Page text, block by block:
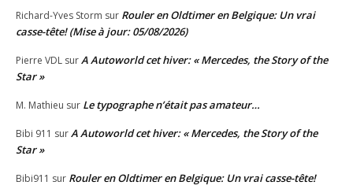
Richard-Yves Storm sur Rouler en Oldtimer en Belgique: Un vrai
casse-tête! (Mise à jour: 05/08/2026)
Pierre VDL surA Autoworld cet hiver: « Mercedes, the Story of the
Star »
M. Mathieu sur Le typographe n’était pas amateur…
Bibi 911 surA Autoworld cet hiver: « Mercedes, the Story of the
Star »
Bibi911 sur Rouler en Oldtimer en Belgique: Un vrai casse-tête!